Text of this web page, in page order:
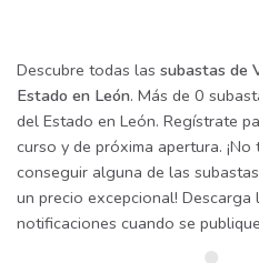
Descubre todas las subastas de
Estado en León. Más de 0
del Estado en León. Regístrate
curso y de próxima apertura.
conseguir alguna de las
un precio excepcional!
notificaciones cuando se